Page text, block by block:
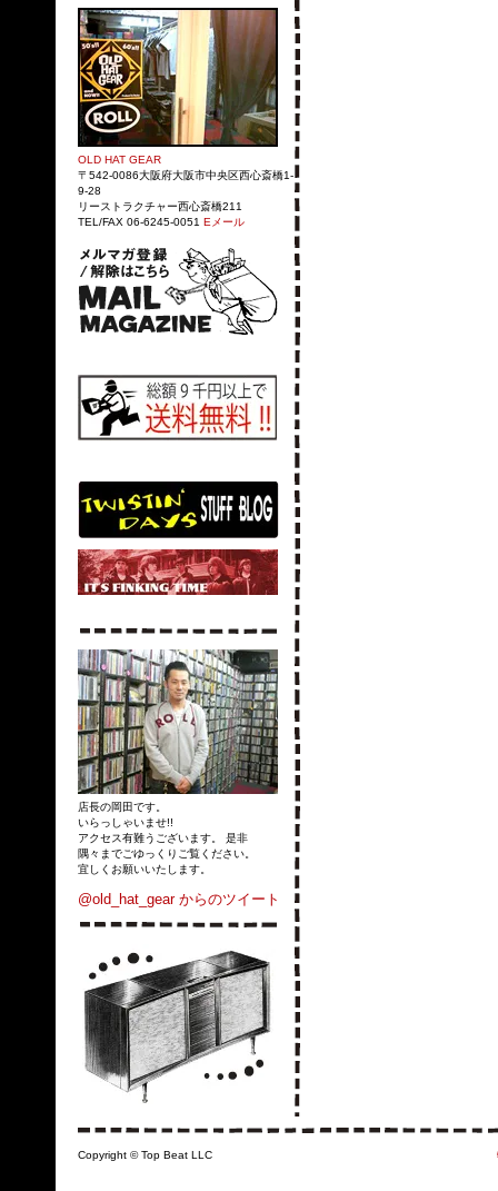
OLD HAT GEAR
〒542-0086大阪府大阪市中央区西心斎橋1-
9-28
リーストラクチャー西心斎橋211
TEL/FAX 06-6245-0051 Eメール
店長の岡田です。
いらっしゃいませ!!
アクセス有難うございます。 是非
隅々までごゆっくりご覧ください。
宜しくお願いいたします。
@old_hat_gear からのツイート
Copyright © Top Beat LLC